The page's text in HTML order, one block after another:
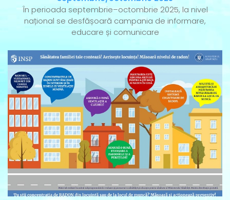
În perioada septembrie–octombrie 2025, la nivel
național se desfășoară campania de informare,
educare și comunicare